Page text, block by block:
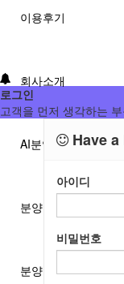
이용후기
회사소개
AI분양/투자분석
분양분석진단
분양 단체계약 서비
로그인
고객을 먼저 생각하는
Have a
아이디
비밀번호